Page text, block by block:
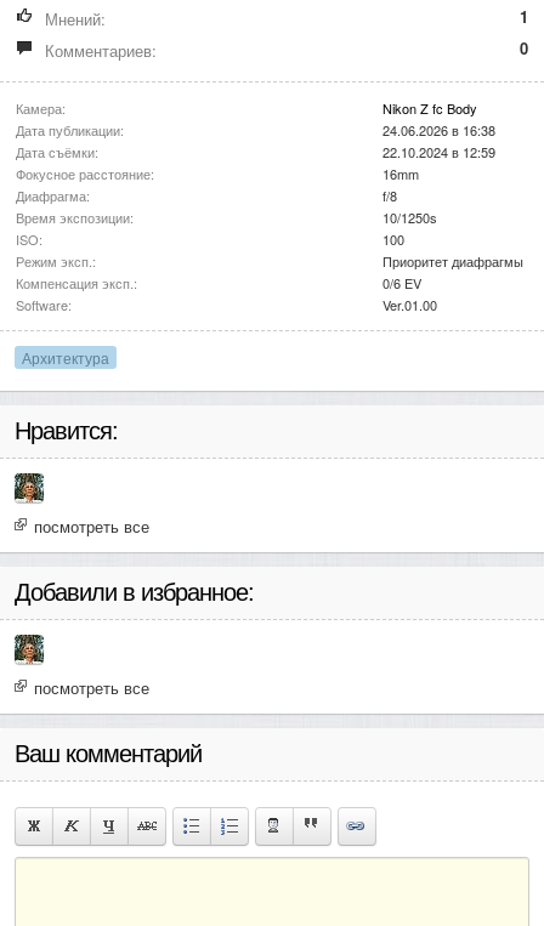
Мнений:
1
Комментариев:
0
Камера:
Nikon Z fc Body
Дата публикации:
24.06.2026 в 16:38
Дата съёмки:
22.10.2024 в 12:59
Фокусное расстояние:
16mm
Диафрагма:
f/8
Время экспозиции:
10/1250s
ISO:
100
Режим эксп.:
Приоритет диафрагмы
Компенсация эксп.:
0/6 EV
Software:
Ver.01.00
Архитектура
Нравится:
посмотреть все
Добавили в избранное:
посмотреть все
Ваш комментарий